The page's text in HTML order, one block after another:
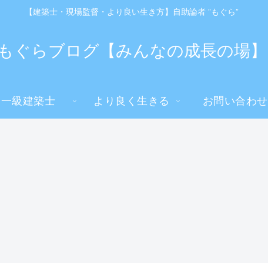
【建築士・現場監督・より良い生き方】自助論者 ”もぐら”
もぐらブログ【みんなの成長の場】
一級建築士 より良く生きる お問い合わせ